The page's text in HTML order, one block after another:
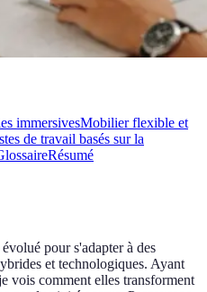
immersivesMobilier flexible et
de travail basés sur la
Résumé
pour s'adapter à des
et technologiques. Ayant
vois comment elles transforment